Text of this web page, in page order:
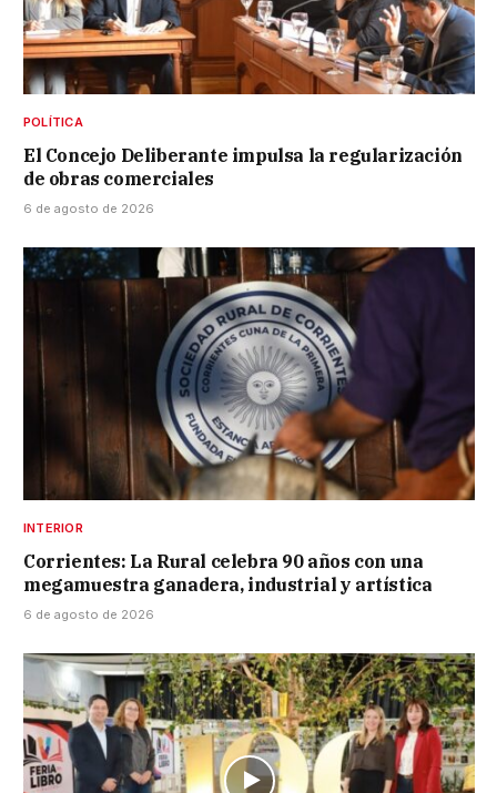
POLÍTICA
El Concejo Deliberante impulsa la regularización
de obras comerciales
6 de agosto de 2026
INTERIOR
Corrientes: La Rural celebra 90 años con una
megamuestra ganadera, industrial y artística
6 de agosto de 2026